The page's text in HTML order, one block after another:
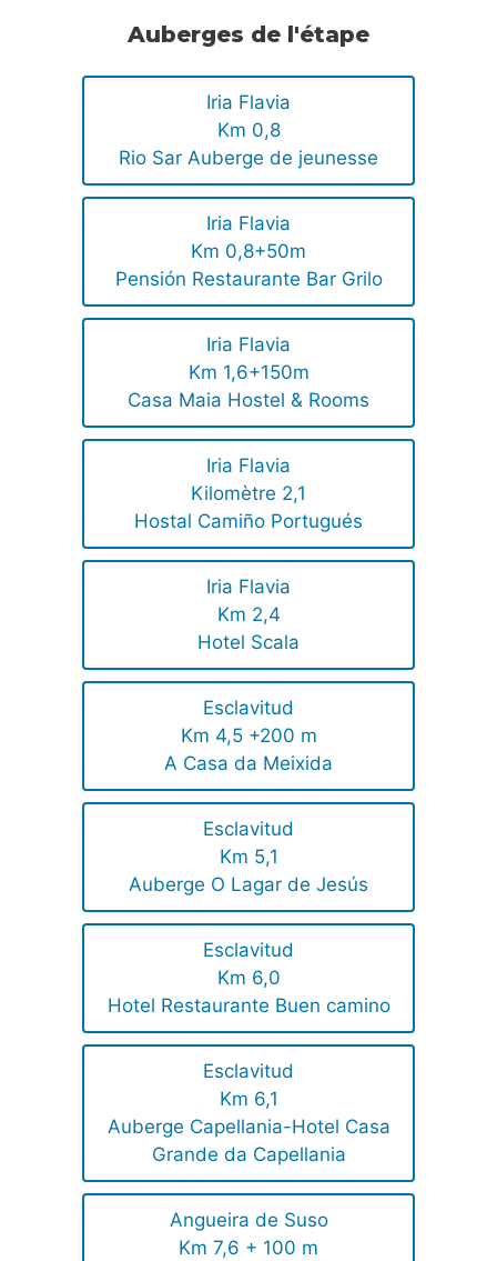
Auberges de l'étape
Iria Flavia
Km 0,8
Rio Sar Auberge de jeunesse
Iria Flavia
Km 0,8+50m
Pensión Restaurante Bar Grilo
Iria Flavia
Km 1,6+150m
Casa Maia Hostel & Rooms
Iria Flavia
Kilomètre 2,1
Hostal Camiño Portugués
Iria Flavia
Km 2,4
Hotel Scala
Esclavitud
Km 4,5 +200 m
A Casa da Meixida
Esclavitud
Km 5,1
Auberge O Lagar de Jesús
Esclavitud
Km 6,0
Hotel Restaurante Buen camino
Esclavitud
Km 6,1
Auberge Capellania-Hotel Casa
Grande da Capellania
Angueira de Suso
Km 7,6 + 100 m